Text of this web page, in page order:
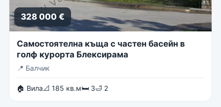
328 000 €
Самостоятелна къща с частен басейн в
голф курорта Блексирама
📍 Балчик
🏠 Вила📐 185 кв.м🛏 3🛁 2